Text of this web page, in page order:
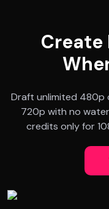
Create
Draft unlimited 480p
720p with no
credits only for